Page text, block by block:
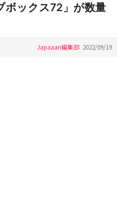
ボックス72」が数量
Japaaan編集部 2022/09/19